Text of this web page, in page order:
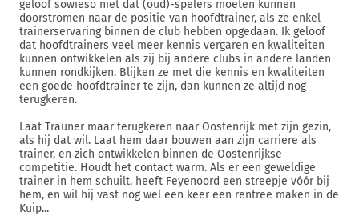
geloof sowieso niet dat (oud)-spelers moeten kunnen
doorstromen naar de positie van hoofdtrainer, als ze enkel
trainerservaring binnen de club hebben opgedaan. Ik geloof
dat hoofdtrainers veel meer kennis vergaren en kwaliteiten
kunnen ontwikkelen als zij bij andere clubs in andere landen
kunnen rondkijken. Blijken ze met die kennis en kwaliteiten
een goede hoofdtrainer te zijn, dan kunnen ze altijd nog
terugkeren.
Laat Trauner maar terugkeren naar Oostenrijk met zijn gezin,
als hij dat wil. Laat hem daar bouwen aan zijn carriere als
trainer, en zich ontwikkelen binnen de Oostenrijkse
competitie. Houdt het contact warm. Als er een geweldige
trainer in hem schuilt, heeft Feyenoord een streepje vóór bij
hem, en wil hij vast nog wel een keer een rentree maken in de
Kuip...